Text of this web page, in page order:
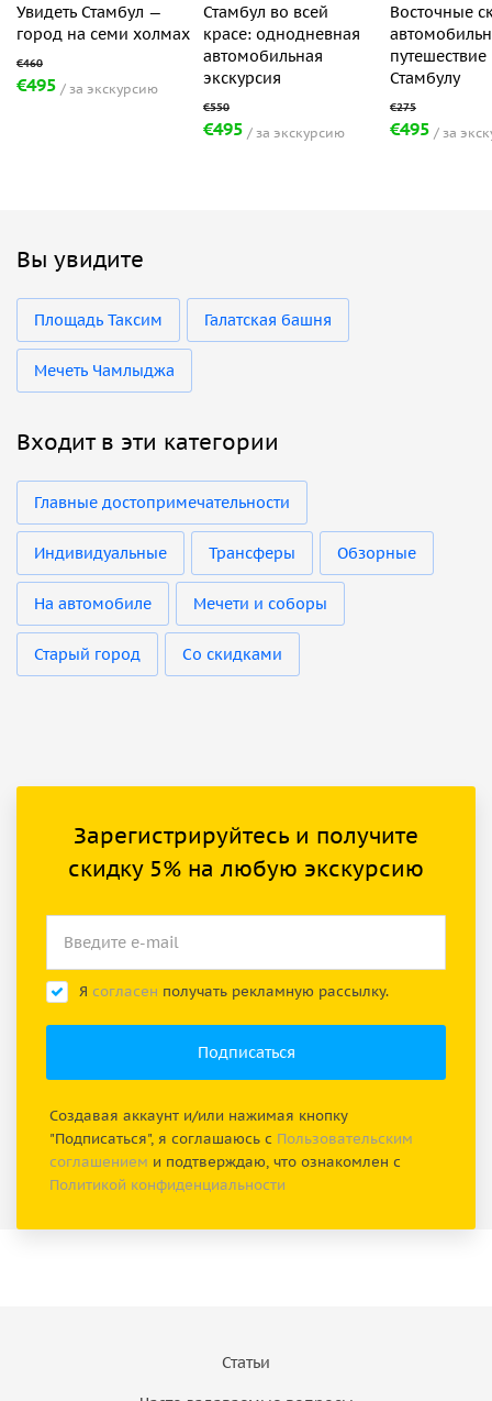
Увидеть Стамбул —
город на семи холмах
€495 за экскурсию
Стамбул во всей
красе: однодневная
автомобильная
экскурсия
€495 за экскурсию
Восточные
путешествие
Стамбулу
€495 за
Вы увидите
Площадь Таксим Галатская башня
Мечеть Чамлыджа
Входит в эти категории
Главные достопримечательности
Индивидуальные Трансферы Обзорные
На автомобиле Мечети и соборы
Старый город Со скидками
Зарегистрируйтесь и получите
скидку 5% на любую экскурсию
Я согласен получать рекламную рассылку.
Создавая аккаунт и/или нажимая кнопку
"Подписаться", я соглашаюсь с Пользовательским
соглашением и подтверждаю, что ознакомлен с
Политикой конфиденциальности
Статьи